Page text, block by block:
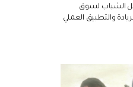
الشباب لسوق
والتطبيق العملي